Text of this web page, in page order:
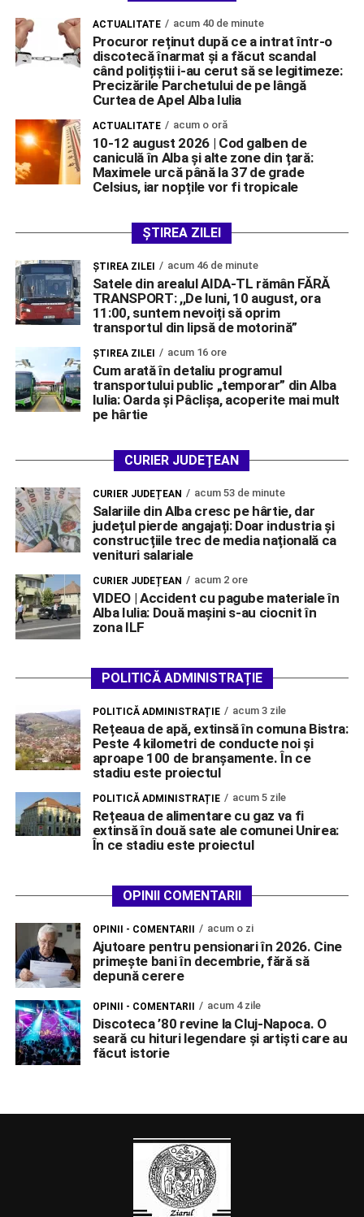
ACTUALITATE acum 40 de minute
Procuror reținut după ce a intrat într-o
discotecă înarmat și a făcut scandal
când polițiștii i-au cerut să se legitimeze:
Precizările Parchetului de pe lângă
Curtea de Apel Alba Iulia
ACTUALITATE acum o oră
10-12 august 2026 | Cod galben de
caniculă în Alba și alte zone din țară:
Maximele urcă până la 37 de grade
Celsius, iar nopțile vor fi tropicale
ȘTIREA ZILEI
ŞTIREA ZILEI acum 46 de minute
Satele din arealul AIDA-TL rămân FĂRĂ
TRANSPORT: ,,De luni, 10 august, ora
11:00, suntem nevoiți să oprim
transportul din lipsă de motorină”
ŞTIREA ZILEI acum 16 ore
Cum arată în detaliu programul
transportului public „temporar” din Alba
Iulia: Oarda și Pâclișa, acoperite mai mult
pe hârtie
CURIER JUDEȚEAN
CURIER JUDEȚEAN acum 53 de minute
Salariile din Alba cresc pe hârtie, dar
județul pierde angajați: Doar industria și
construcțiile trec de media națională ca
venituri salariale
CURIER JUDEȚEAN acum 2 ore
VIDEO | Accident cu pagube materiale în
Alba Iulia: Două mașini s-au ciocnit în
zona ILF
POLITICĂ ADMINISTRAȚIE
POLITICĂ ADMINISTRAȚIE acum 3 zile
Rețeaua de apă, extinsă în comuna Bistra:
Peste 4 kilometri de conducte noi și
aproape 100 de branșamente. În ce
stadiu este proiectul
POLITICĂ ADMINISTRAȚIE acum 5 zile
Rețeaua de alimentare cu gaz va fi
extinsă în două sate ale comunei Unirea:
În ce stadiu este proiectul
OPINII COMENTARII
OPINII - COMENTARII acum o zi
Ajutoare pentru pensionari în 2026. Cine
primește bani în decembrie, fără să
depună cerere
OPINII - COMENTARII acum 4 zile
Discoteca ’80 revine la Cluj-Napoca. O
seară cu hituri legendare și artiști care au
făcut istorie